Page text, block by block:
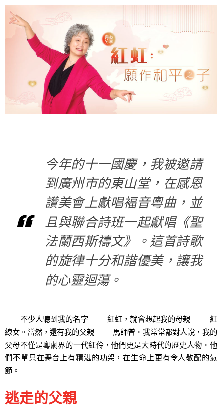
今年的十一國慶，我被邀請
到廣州市的東山堂，在感恩
讚美會上獻唱褔音粵曲，並
且與聯合詩班一起獻唱《聖
法蘭西斯禱文》。這首詩歌
的旋律十分和諧優美，讓我
的心靈迴蕩。
不少人聽到我的名字 —— 紅虹，就會想起我的母親 —— 紅
線女。當然，還有我的父親 —— 馬師曾。我常常都對人說，我的
父母不僅是粵劇界的一代紅伶，他們更是大時代的歷史人物。他
們不單只在舞台上有精湛的功架，在生命上更有令人敬配的氣
節。
逃走的父親